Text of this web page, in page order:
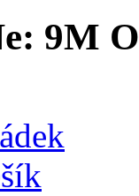
9M